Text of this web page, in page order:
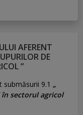
AFERENT
DE
”
submăsurii 9.1 „
sectorul agricol